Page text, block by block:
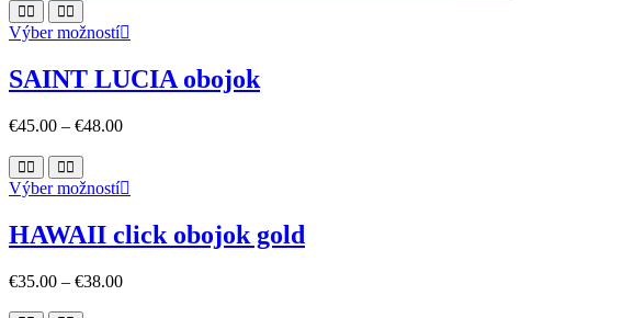
Výber možností
has
multiple
on
the
SAINT LUCIA obojok
€45.00 – €48.00
Výber možností
has
multiple
HAWAII click obojok gold
€35.00 – €38.00